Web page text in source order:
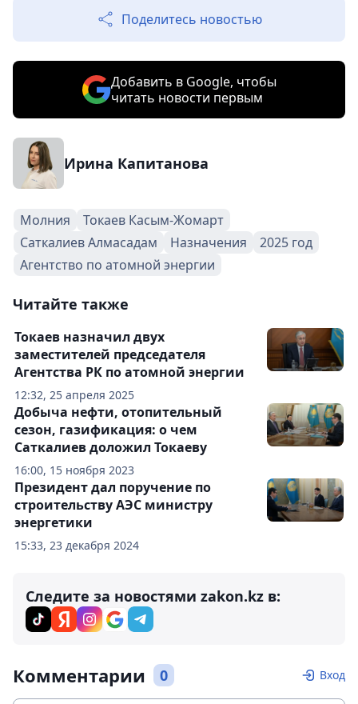
Поделитесь новостью
Добавить в Google, чтобы
читать новости первым
Ирина Капитанова
Молния
Токаев Касым-Жомарт
Саткалиев Алмасадам
Назначения
2025 год
Агентство по атомной энергии
Читайте также
12:32, 25 апреля 2025
Токаев назначил двух
заместителей председателя
Агентства РК по атомной энергии
16:00, 15 ноября 2023
Добыча нефти, отопительный
сезон, газификация: о чем
Саткалиев доложил Токаеву
15:33, 23 декабря 2024
Президент дал поручение по
строительству АЭС министру
энергетики
Следите за новостями zakon.kz в:
Комментарии 0 Вход